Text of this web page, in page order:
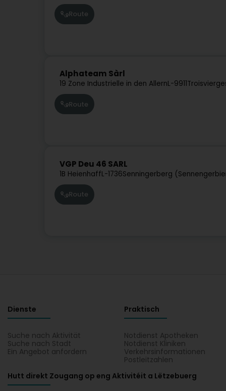
Route
Alphateam Sàrl
19 Zone Industrielle in den AllernL-9911
Route
VGP Deu 46 SARL
1B HeienhaffL-1736Senningerberg
Route
Dienste
Suche nach Aktivität
Suche nach Stadt
Ein Angebot anfordern
Praktisch
Notdienst Apotheken
Notdienst Kliniken
Verkehrsinformationen
Postleitzahlen
Hutt direkt Zougang op eng Aktivitéit a Lëtzebuerg